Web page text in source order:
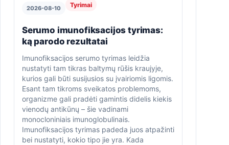
2026-08-10 Tyrimai
Serumo imunofiksacijos tyrimas:
ką parodo rezultatai
Imunofiksacijos serumo tyrimas leidžia
nustatyti tam tikras baltymų rūšis kraujyje,
kurios gali būti susijusios su įvairiomis ligomis.
Esant tam tikroms sveikatos problemoms,
organizme gali pradėti gamintis didelis kiekis
vienodų antikūnų – šie vadinami
monocloniniais imunoglobulinais.
Imunofiksacijos tyrimas padeda juos atpažinti
bei nustatyti, kokio tipo jie yra. Kada